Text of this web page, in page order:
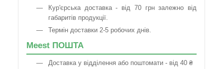
Кур'єрська доставка - від 70 грн залежно від
габаритів продукції.
Термін доставки 2-5 робочих днів.
Meest ПОШТА
Доставка у відділення або поштомати - від 40 ₴